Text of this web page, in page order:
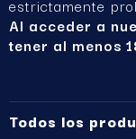
estrictamente
Al acceder a
tener al menos
Todos los